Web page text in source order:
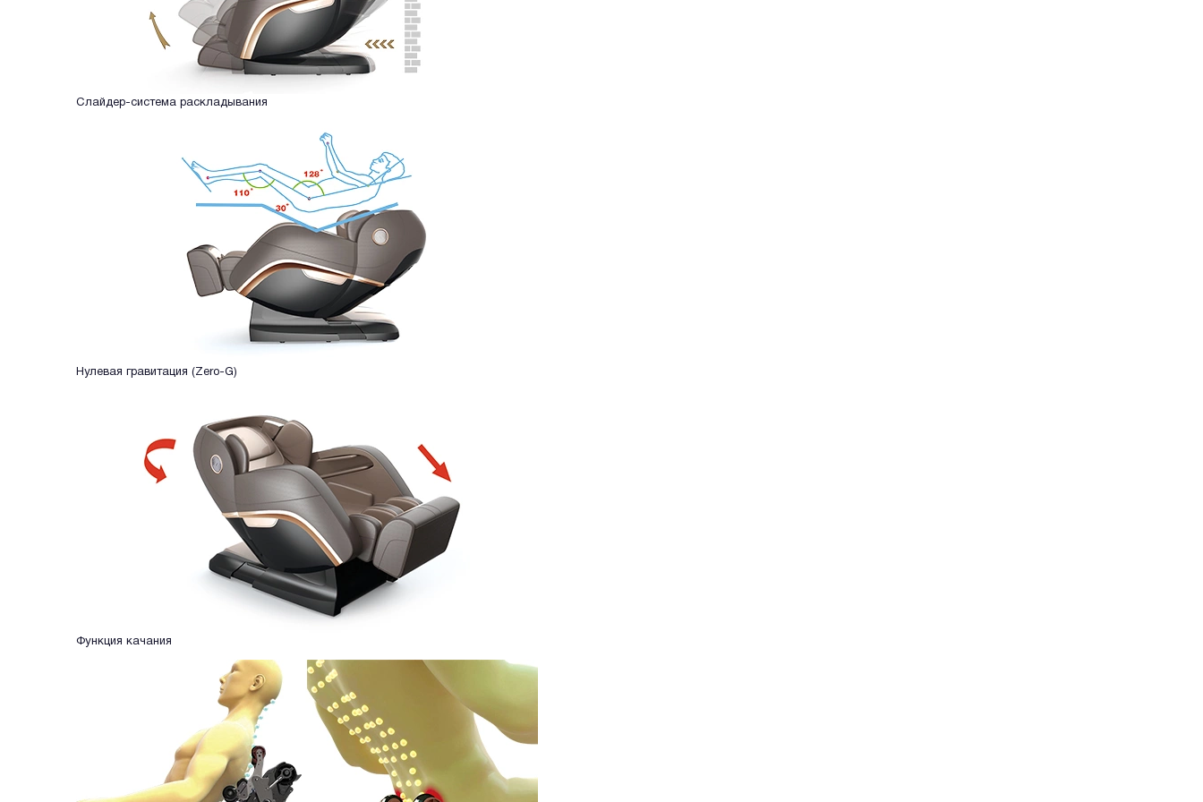
Слайдер-система раскладывания
Нулевая гравитация (Zero-G)
Функция качания